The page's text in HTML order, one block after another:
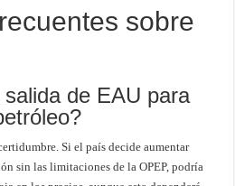
sobre
de EAU para
Si el país decide aumentar
sin las limitaciones de la OPEP, podría